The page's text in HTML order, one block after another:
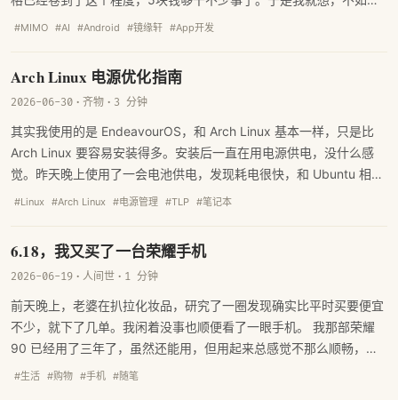
镜缘轩做个Android的App吧。
#MIMO #AI #Android #镜缘轩 #App开发
Arch Linux 电源优化指南
2026-06-30 · 齐物 · 3 分钟
其实我使用的是 EndeavourOS，和 Arch Linux 基本一样，只是比
Arch Linux 要容易安装得多。安装后一直在用电源供电，没什么感
觉。昨天晚上使用了一会电池供电，发现耗电很快，和 Ubuntu 相比
续航明显更短。于是，我让 Hermes 给进行了诊断；经过诊断发现电
#Linux #Arch Linux #电源管理 #TLP #笔记本
6.18，我又买了一台荣耀手机
2026-06-19 · 人间世 · 1 分钟
前天晚上，老婆在扒拉化妆品，研究了一圈发现确实比平时买要便宜
不少，就下了几单。我闲着没事也顺便看了一眼手机。 我那部荣耀
90 已经用了三年了，虽然还能用，但用起来总感觉不那么顺畅，不
是那种丝滑的感觉了。正好看到荣耀 Win RT 有活动，再加上国补，
#生活 #购物 #手机 #随笔